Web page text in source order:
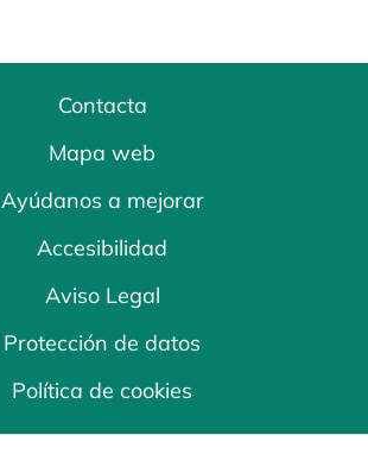
Contacta
Mapa web
Ayúdanos a mejorar
Accesibilidad
Aviso Legal
Protección de datos
Política de cookies